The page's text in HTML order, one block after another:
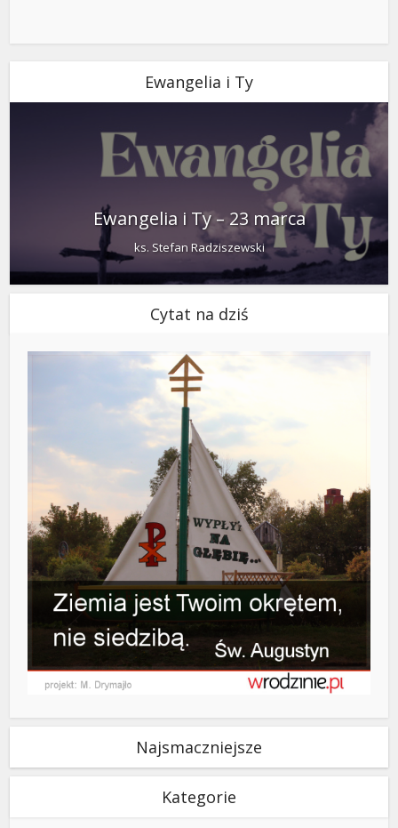
Ewangelia i Ty
Ewangelia i Ty – 23 marca
ks. Stefan Radziszewski
Cytat na dziś
Najsmaczniejsze
Kategorie